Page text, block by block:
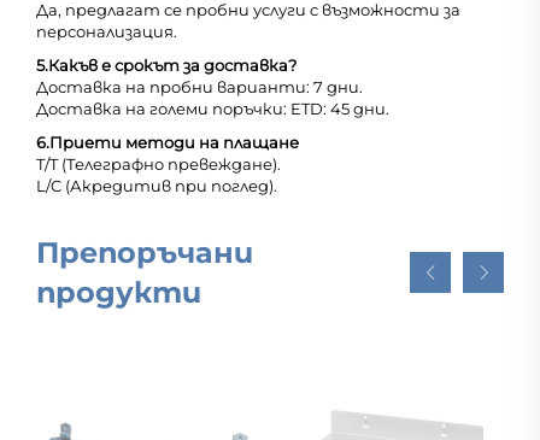
Да, предлагат се пробни услуги с възможности за
персонализация.
5.Какъв е срокът за доставка?
Доставка на пробни варианти: 7 дни.
Доставка на големи поръчки: ETD: 45 дни.
6.Приети методи на плащане
T/T (Телеграфно превеждане).
L/C (Акредитив при поглед).
Препоръчани
продукти